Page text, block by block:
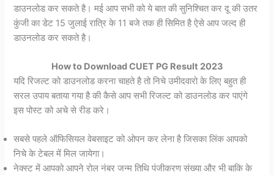
डाउनलोड कर सकते है। मई आप सभी को ये बात की सुनिश्चित कर दू की उतर
कुंजी का डेट 15 जुलाई रात्रि के 11 बजे तक ही सिमित है ऐसे आप जल्द ही
डाउनलोड कर सकते है।
How to Download CUET PG Result 2023
यदि रिजल्ट को डाउनलोड करना चाहते है तो निचे उमीदवारो के लिए बहुत ही
सरल उपाय बताया गया है की कैसे आप सभी रिजल्ट को डाउनलोड कर पाएंगे
इस पोस्ट को अचे से रीड करे।
सबसे पहले ऑफिसियल वेबसाइट को ओपन कर लेना है जिसका लिंक आपको
निचे के टेबल में मिल जायेगा।
नेक्स्ट में आपको आपने रोल नंबर जन्म तिथि पंजीकरण संख्या और भी बाकि के